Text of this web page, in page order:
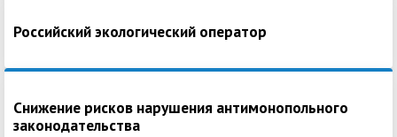
Российский экологический оператор
Снижение рисков нарушения антимонопольного
законодательства